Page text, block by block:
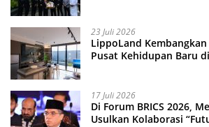
23 Juli 2026
LippoLand Kembangkan
Pusat Kehidupan Baru
17 Juli 2026
Di Forum BRICS 2026,
Usulkan Kolaborasi